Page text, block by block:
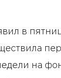
в
на